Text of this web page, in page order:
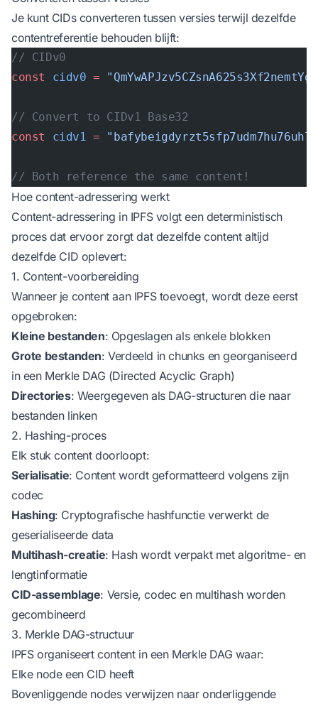
Je kunt CIDs converteren tussen versies terwijl dezelfde
contentreferentie behouden blijft:
// CIDv0
const
cidv0 =
// Convert to CIDv1 Base32
const
cidv1 =
// Both reference the same content!
Hoe content-adressering werkt
Content-adressering in IPFS volgt een deterministisch
proces dat ervoor zorgt dat dezelfde content altijd
dezelfde CID oplevert:
1. Content-voorbereiding
Wanneer je content aan IPFS toevoegt, wordt deze eerst
opgebroken:
Kleine bestanden: Opgeslagen als enkele blokken
Grote bestanden: Verdeeld in chunks en georganiseerd
in een Merkle DAG (Directed Acyclic Graph)
Directories: Weergegeven als DAG-structuren die naar
bestanden linken
2. Hashing-proces
Elk stuk content doorloopt:
Serialisatie: Content wordt geformatteerd volgens zijn
codec
Hashing: Cryptografische hashfunctie verwerkt de
geserialiseerde data
Multihash-creatie: Hash wordt verpakt met algoritme- en
lengtinformatie
CID-assemblage: Versie, codec en multihash worden
gecombineerd
3. Merkle DAG-structuur
IPFS organiseert content in een Merkle DAG waar:
Elke node een CID heeft
Bovenliggende nodes verwijzen naar onderliggende